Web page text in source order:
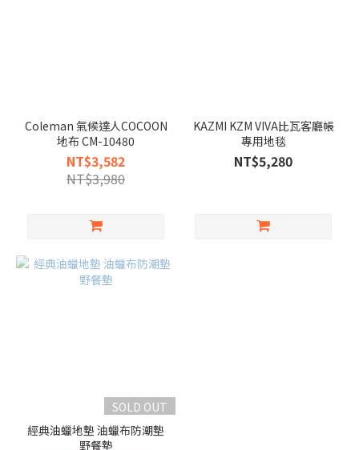
Coleman 氣候達人COCOON
地布 CM-10480
NT$3,582
NT$3,980
KAZMI KZM VIVA比瓦客廳帳
專用地毯
NT$5,280
SOLD OUT
經典油蠟地墊 油蠟布防潮墊
野餐墊